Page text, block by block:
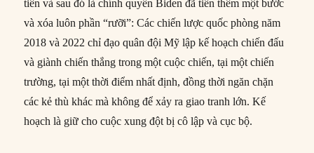
tiên và sau đó là chính quyền Biden đã tiến thêm một bước
và xóa luôn phần “rưỡi”: Các chiến lược quốc phòng năm
2018 và 2022 chỉ đạo quân đội Mỹ lập kế hoạch chiến đấu
và giành chiến thắng trong một cuộc chiến, tại một chiến
trường, tại một thời điểm nhất định, đồng thời ngăn chặn
các kẻ thù khác mà không để xảy ra giao tranh lớn. Kế
hoạch là giữ cho cuộc xung đột bị cô lập và cục bộ.